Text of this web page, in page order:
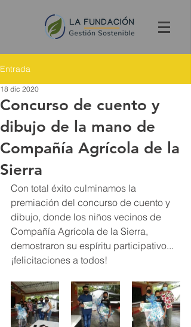
Entrada
Concurso de cuento y
dibujo de la mano de
Compañía Agrícola de la
Sierra
18 dic 2020
Con total éxito culminamos la
premiación del concurso de cuento y
dibujo, donde los niños vecinos de
Compañía Agrícola de la Sierra,
demostraron su espíritu participativo...
¡felicitaciones a todos!